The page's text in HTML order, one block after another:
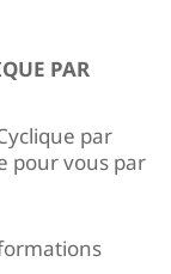
PAR
par
pour vous par